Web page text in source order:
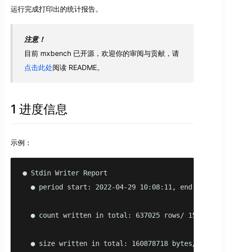
运行完成打印出的统计报告。
注意！
目前 mxbench 已开源，欢迎你的审阅与贡献，请
点击此处阅读 README。
1 进度信息
示例：
● Stdin Writer Report
● period start: 2022-04-29 10:08:11, end: 2022-
● count written in total: 637025 rows/ 1500000
● size written in total: 160878718 bytes/